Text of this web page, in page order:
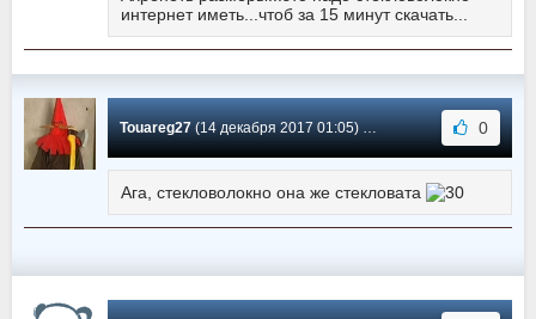
интернет иметь...чтоб за 15 минут скачать...
Touareg27(14 декабря 2017 01:05) Сообщение #22 0
Ага, стекловолокно она же стекловата